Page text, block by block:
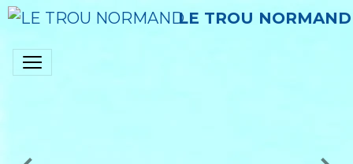
LE TROU NORMAND